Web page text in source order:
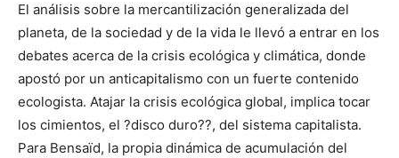
El análisis sobre la mercantilización generalizada del
planeta, de la sociedad y de la vida le llevó a entrar en los
debates acerca de la crisis ecológica y climática, donde
apostó por un anticapitalismo con un fuerte contenido
ecologista. Atajar la crisis ecológica global, implica tocar
los cimientos, el ?disco duro??, del sistema capitalista.
Para Bensaïd, la propia dinámica de acumulación del